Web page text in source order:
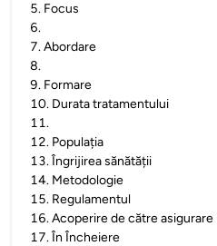
5. Focus
6.
7.Abordare
8.
9. Formare
10. Durata tratamentului
11.
12. Populația
13.Îngrijirea sănătății
14. Metodologie
15. Regulamentul
16.Acoperire de către asigurare
17.În Încheiere